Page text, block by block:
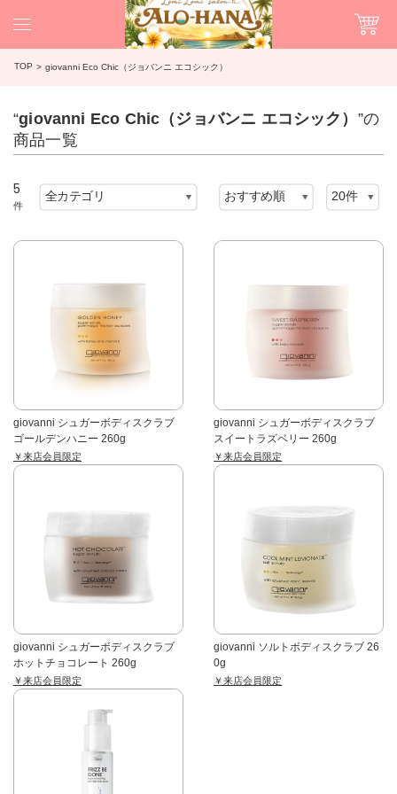
TOP giovanni Eco Chic（ジョバンニ エコシック）
“giovanni Eco Chic（ジョバンニ エコシック） ”の
商品一覧
5
件
giovanni シュガーボディスクラブ
ゴールデンハニー 260g
￥来店会員限定
giovanni シュガーボディスクラブ
スイートラズベリー 260g
￥来店会員限定
giovanni シュガーボディスクラブ
ホットチョコレート 260g
￥来店会員限定
giovanni ソルトボディスクラブ 26
0g
￥来店会員限定